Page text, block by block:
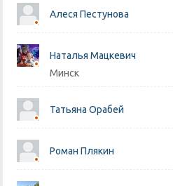
Алеся Пестунова
Наталья Мацкевич
Минск
Татьяна Орабей
Роман Плякин